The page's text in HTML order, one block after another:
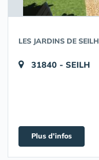
LES JARDINS DE SEILH
31840 - SEILH
Plus d'infos